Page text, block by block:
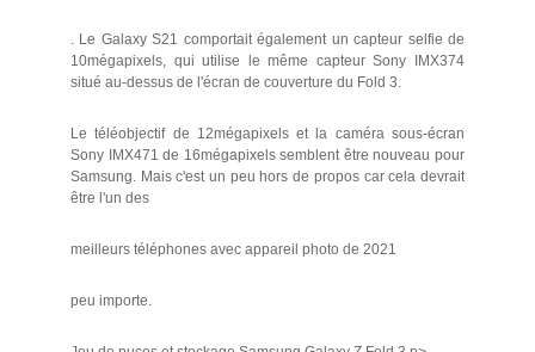
. Le Galaxy S21 comportait également un capteur selfie de
10mégapixels, qui utilise le même capteur Sony IMX374
situé au-dessus de l'écran de couverture du Fold 3.
Le téléobjectif de 12mégapixels et la caméra sous-écran
Sony IMX471 de 16mégapixels semblent être nouveau pour
Samsung. Mais c'est un peu hors de propos car cela devrait
être l'un des
meilleurs téléphones avec appareil photo de 2021
peu importe.